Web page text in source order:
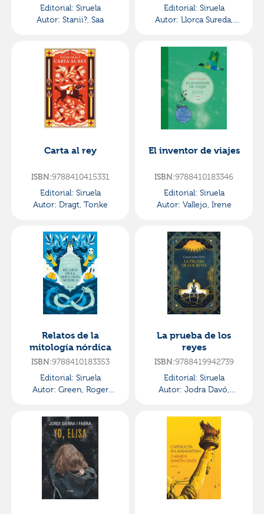
Editorial: Siruela
Autor: Stanii?, Saa
Editorial: Siruela
Autor: Llorca Sureda,
Carta al rey
ISBN:9788410415331
Editorial: Siruela
Autor: Dragt, Tonke
El inventor de viajes
ISBN:9788410183346
Editorial: Siruela
Autor: Vallejo, Irene
Relatos de la
mitología nórdica
ISBN:9788410183353
Editorial: Siruela
Autor: Green, Roger
La prueba de los
reyes
ISBN:9788419942739
Editorial: Siruela
Autor: Jodra Davó,